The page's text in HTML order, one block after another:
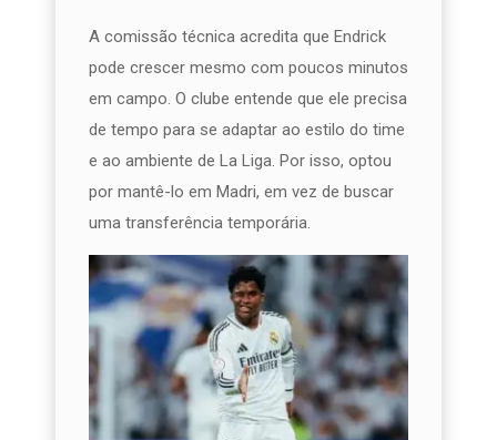
A comissão técnica acredita que Endrick
pode crescer mesmo com poucos minutos
em campo. O clube entende que ele precisa
de tempo para se adaptar ao estilo do time
e ao ambiente de La Liga. Por isso, optou
por mantê-lo em Madri, em vez de buscar
uma transferência temporária.